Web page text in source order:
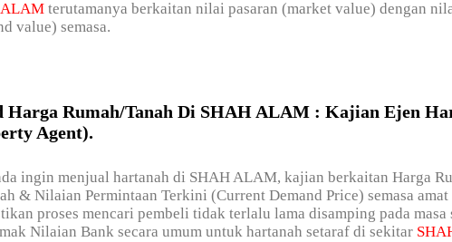
terutamanya berkaitan nilai pasaran (market value) dengan
value) semasa.
Harga Rumah/Tanah Di SHAH ALAM : Kajian Ejen
Agent).
ingin menjual hartanah di SHAH ALAM, kajian berkaitan Harga
& Nilaian Permintaan Terkini (Current Demand Price) semasa
proses mencari pembeli tidak terlalu lama disamping pada masa
Nilaian Bank secara umum untuk hartanah setaraf di sekitar